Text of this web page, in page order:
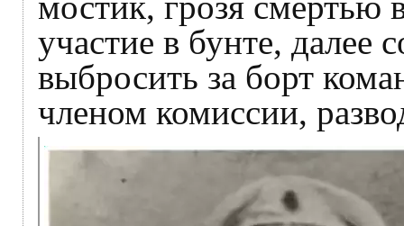
участие в бунте, далее
выбросить за борт
членом комиссии,